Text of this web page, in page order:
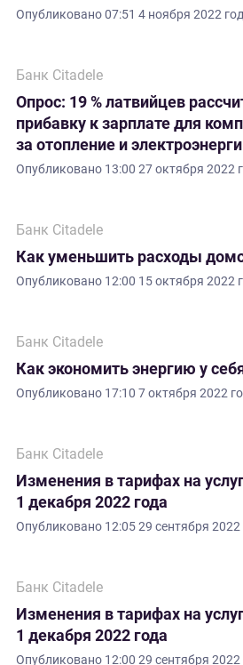
Опубликовано07:51 4 ноября 2022
Банк Citadele
Опрос: 19 % латвийцев
прибавку к зарплате для
за отопление и
Опубликовано 13:00 27 октября 2022
Банк Citadele
Как уменьшить расходы
Опубликовано 12:00 15 октября 2022
Банк Citadele
Как экономить энергию у
Опубликовано 17:10 7 октября 2022
Банк Citadele
Изменения в тарифах на
1 декабря 2022 года
Опубликовано 12:05 29 сентября 2022
Банк Citadele
Изменения в тарифах на
1 декабря 2022 года
Опубликовано 12:00 29 сентября 2022